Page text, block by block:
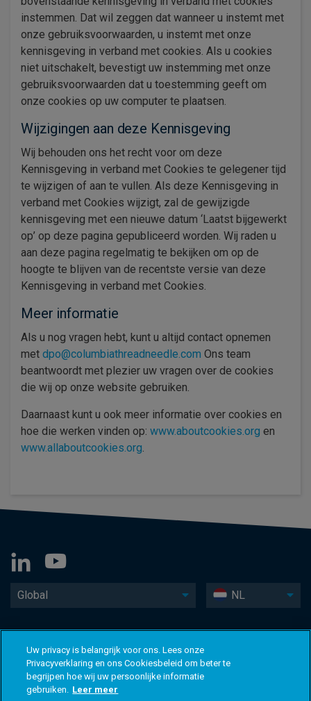
instemmen. Dat wil zeggen dat wanneer u instemt met
onze gebruiksvoorwaarden, u instemt met onze
kennisgeving in verband met cookies. Als u cookies
niet uitschakelt, bevestigt uw instemming met onze
gebruiksvoorwaarden dat u toestemming geeft om
onze cookies op uw computer te plaatsen.
Wijzigingen aan deze Kennisgeving
Wij behouden ons het recht voor om deze
Kennisgeving in verband met Cookies te gelegener tijd
te wijzigen of aan te vullen. Als deze Kennisgeving in
verband met Cookies wijzigt, zal de gewijzigde
kennisgeving met een nieuwe datum ‘Laatst bijgewerkt
op’ op deze pagina gepubliceerd worden. Wij raden u
aan deze pagina regelmatig te bekijken om op de
hoogte te blijven van de recentste versie van deze
Kennisgeving in verband met Cookies.
Meer informatie
Als u nog vragen hebt, kunt u altijd contact opnemen
met dpo@columbiathreadneedle.com Ons team
beantwoordt met plezier uw vragen over de cookies
die wij op onze website gebruiken.
Daarnaast kunt u ook meer informatie over cookies en
hoe die werken vinden op: www.aboutcookies.org en
www.allaboutcookies.org.
Global NL
Uw privacy is belangrijk voor ons. Lees onze
Privacyverklaring en ons Cookiesbeleid om beter te
begrijpen hoe wij uw persoonlijke informatie
gebruiken. Leer meer